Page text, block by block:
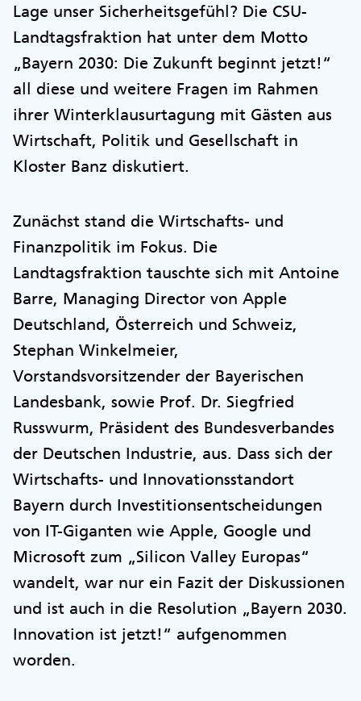
Lage unser Sicherheitsgefühl? Die CSU-
Landtagsfraktion hat unter dem Motto
„Bayern 2030: Die Zukunft beginnt jetzt!“
all diese und weitere Fragen im Rahmen
ihrer Winterklausurtagung mit Gästen aus
Wirtschaft, Politik und Gesellschaft in
Kloster Banz diskutiert.
Zunächst stand die Wirtschafts- und
Finanzpolitik im Fokus. Die
Landtagsfraktion tauschte sich mit Antoine
Barre, Managing Director von Apple
Deutschland, Österreich und Schweiz,
Stephan Winkelmeier,
Vorstandsvorsitzender der Bayerischen
Landesbank, sowie Prof. Dr. Siegfried
Russwurm, Präsident des Bundesverbandes
der Deutschen Industrie, aus. Dass sich der
Wirtschafts- und Innovationsstandort
Bayern durch Investitionsentscheidungen
von IT-Giganten wie Apple, Google und
Microsoft zum „Silicon Valley Europas“
wandelt, war nur ein Fazit der Diskussionen
und ist auch in die Resolution „Bayern 2030.
Innovation ist jetzt!“ aufgenommen
worden.